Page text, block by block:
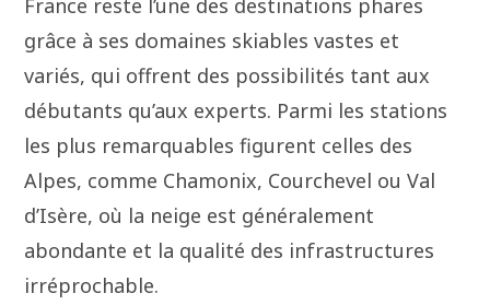
France reste l’une des destinations phares
grâce à ses domaines skiables vastes et
variés, qui offrent des possibilités tant aux
débutants qu’aux experts. Parmi les stations
les plus remarquables figurent celles des
Alpes, comme Chamonix, Courchevel ou Val
d’Isère, où la neige est généralement
abondante et la qualité des infrastructures
irréprochable.